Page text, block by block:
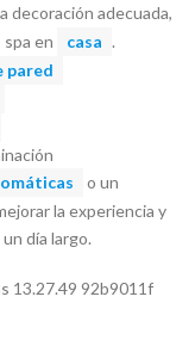
decoración adecuada,
en
casa .
pared
o un
la experiencia y
día largo.